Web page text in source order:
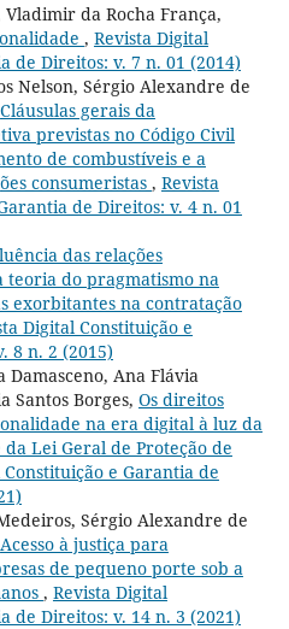
da Rocha França,
, Revista Digital
de Direitos: v. 7 n. 01 (2014)
Nelson, Sérgio Alexandre de
Cláusulas gerais da
previstas no Código Civil
de combustíveis e a
consumeristas , Revista
de Direitos: v. 4 n. 01
das relações
do pragmatismo na
exorbitantes na contratação
Digital Constituição e
8 n. 2 (2015)
Ana Flávia
Santos Borges, Os direitos
na era digital à luz da
Lei Geral de Proteção de
e Garantia de
Sérgio Alexandre de
Acesso à justiça para
de pequeno porte sob a
, Revista Digital
de Direitos: v. 14 n. 3 (2021)